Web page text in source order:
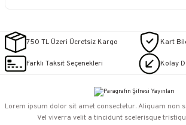
750 TL Üzeri Ücretsiz Kargo Kart
Farklı Taksit Seçenekleri Kolay
Lorem ipsum dolor sit amet consectetur. Aliquam non
Vel viverra velit a tincidunt scelerisque